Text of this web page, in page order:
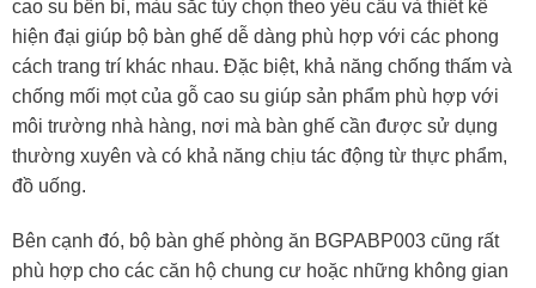
cao su bền bỉ, màu sắc tùy chọn theo yêu cầu và thiết kế
hiện đại giúp bộ bàn ghế dễ dàng phù hợp với các phong
cách trang trí khác nhau. Đặc biệt, khả năng chống thấm và
chống mối mọt của gỗ cao su giúp sản phẩm phù hợp với
môi trường nhà hàng, nơi mà bàn ghế cần được sử dụng
thường xuyên và có khả năng chịu tác động từ thực phẩm,
đồ uống.
Bên cạnh đó, bộ bàn ghế phòng ăn BGPABP003 cũng rất
phù hợp cho các căn hộ chung cư hoặc những không gian